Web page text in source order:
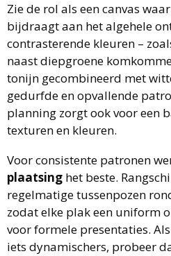
Zie de rol als een canvas
bijdraagt aan het algehele
contrasterende kleuren –
naast diepgroene
tonijn gecombineerd met
gedurfde en opvallende
planning zorgt ook voor een
texturen en kleuren.
Voor consistente patronen
plaatsing het beste.
regelmatige tussenpozen
zodat elke plak een uniform
voor formele presentaties.
iets dynamischers, probeer